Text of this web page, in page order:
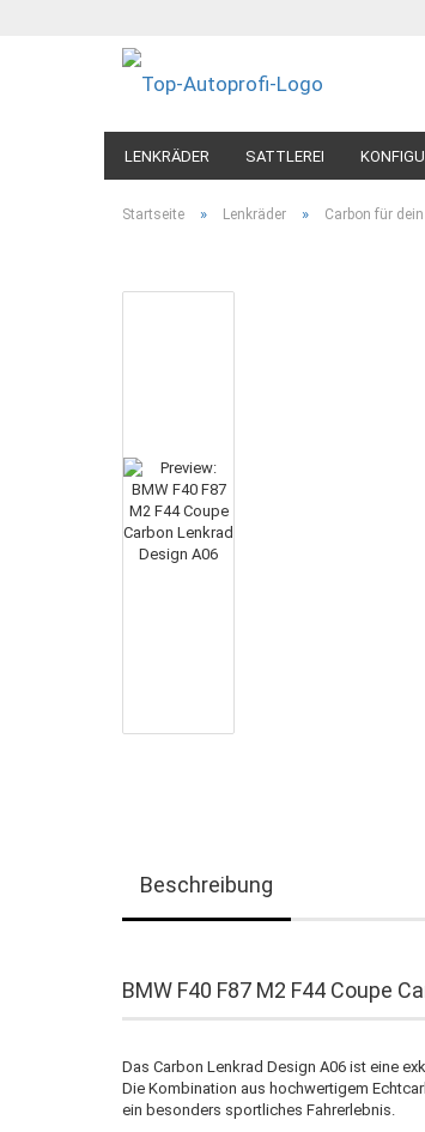
LENKRÄDER SATTLEREI
Startseite » Lenkräder » Carbon für
Beschreibung
BMW F40 F87 M2 F44 Coupe
Das Carbon Lenkrad Design A06 ist eine
Die Kombination aus hochwertigem
ein besonders sportliches Fahrerlebnis.